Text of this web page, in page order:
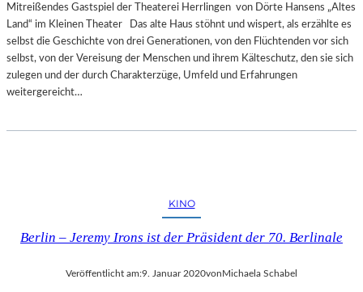
Mitreißendes Gastspiel der Theaterei Herrlingen von Dörte Hansens „Altes
Land“ im Kleinen Theater Das alte Haus stöhnt und wispert, als erzählte es
selbst die Geschichte von drei Generationen, von den Flüchtenden vor sich
selbst, von der Vereisung der Menschen und ihrem Kälteschutz, den sie sich
zulegen und der durch Charakterzüge, Umfeld und Erfahrungen
weitergereicht…
KINO
Berlin – Jeremy Irons ist der Präsident der 70. Berlinale
Veröffentlicht am:9. Januar 2020vonMichaela Schabel